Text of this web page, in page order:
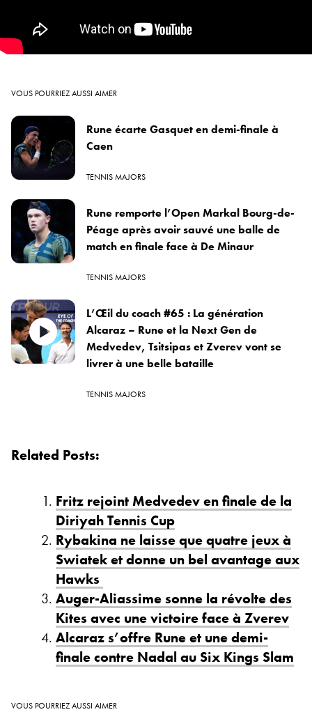
VOUS POURRIEZ AUSSI AIMER
Rune écarte Gasquet en demi-finale à
Caen
TENNIS MAJORS
Rune remporte l’Open Markal Bourg-de-
Péage après avoir sauvé une balle de
match en finale face à De Minaur
TENNIS MAJORS
L’Œil du coach #65 : La génération
Alcaraz – Rune et la Next Gen de
Medvedev, Tsitsipas et Zverev vont se
livrer à une belle bataille
TENNIS MAJORS
Related Posts:
Fritz rejoint Medvedev en finale de la
Diriyah Tennis Cup
Rybakina ne laisse que quatre jeux à
Swiatek et donne un bel avantage aux
Hawks
Auger-Aliassime sonne la révolte des
Kites avec une victoire face à Zverev
Alcaraz s’offre Rune et une demi-
finale contre Nadal au Six Kings Slam
VOUS POURRIEZ AUSSI AIMER